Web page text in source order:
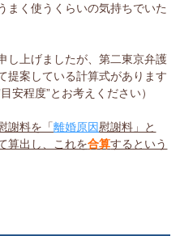
まく使うくらいの気持ちでいた
し上げましたが、第二東京弁護
提案している計算式があります
安程度”とお考えください）
謝料を「離婚原因慰謝料」と
算出し、これを合算するという